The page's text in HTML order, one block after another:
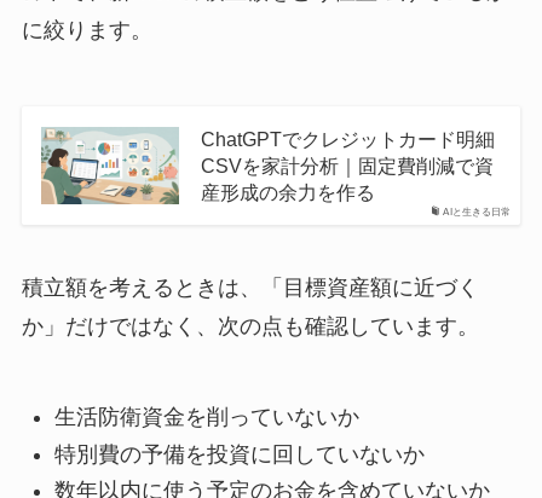
に絞ります。
AIと生きる日常
ChatGPTでクレジットカード明細
CSVを家計分析｜固定費削減で資
産形成の余力を作る
積立額を考えるときは、「目標資産額に近づく
か」だけではなく、次の点も確認しています。
生活防衛資金を削っていないか
特別費の予備を投資に回していないか
数年以内に使う予定のお金を含めていないか